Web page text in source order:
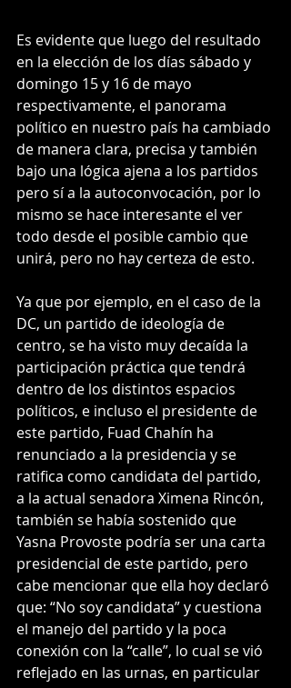
Es evidente que luego del resultado
en la elección de los días sábado y
domingo 15 y 16 de mayo
respectivamente, el panorama
político en nuestro país ha cambiado
de manera clara, precisa y también
bajo una lógica ajena a los partidos
pero sí a la autoconvocación, por lo
mismo se hace interesante el ver
todo desde el posible cambio que
unirá, pero no hay certeza de esto.
Ya que por ejemplo, en el caso de la
DC, un partido de ideología de
centro, se ha visto muy decaída la
participación práctica que tendrá
dentro de los distintos espacios
políticos, e incluso el presidente de
este partido, Fuad Chahín ha
renunciado a la presidencia y se
ratifica como candidata del partido,
a la actual senadora Ximena Rincón,
también se había sostenido que
Yasna Provoste podría ser una carta
presidencial de este partido, pero
cabe mencionar que ella hoy declaró
que: “No soy candidata” y cuestiona
el manejo del partido y la poca
conexión con la “calle”, lo cual se vió
reflejado en las urnas, en particular